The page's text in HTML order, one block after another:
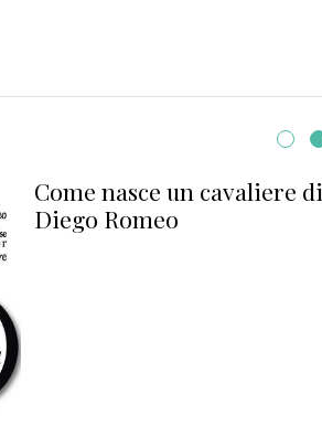
Come nasce un cavaliere di
Diego Romeo